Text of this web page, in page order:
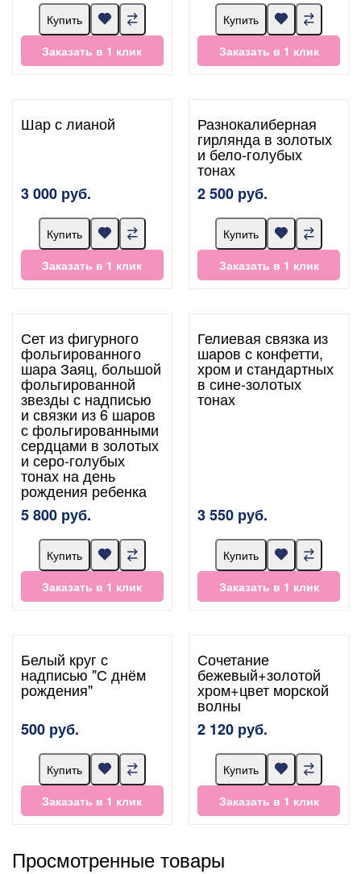
Купить
Заказать в 1 клик
Купить
Заказать в 1 клик
Шар с лианой
3 000 руб.
Купить
Заказать в 1 клик
Разнокалиберная
гирлянда в золотых
и бело-голубых
тонах
2 500 руб.
Купить
Заказать в 1 клик
Сет из фигурного
фольгированного
шара Заяц, большой
фольгированной
звезды с надписью
и связки из 6 шаров
с фольгированными
сердцами в золотых
и серо-голубых
тонах на день
рождения ребенка
5 800 руб.
Купить
Заказать в 1 клик
Гелиевая связка из
шаров с конфетти,
хром и стандартных
в сине-золотых
тонах
3 550 руб.
Купить
Заказать в 1 клик
Белый круг с
надписью "С днём
рождения"
500 руб.
Купить
Заказать в 1 клик
Сочетание
бежевый+золотой
хром+цвет морской
волны
2 120 руб.
Купить
Заказать в 1 клик
Просмотренные товары